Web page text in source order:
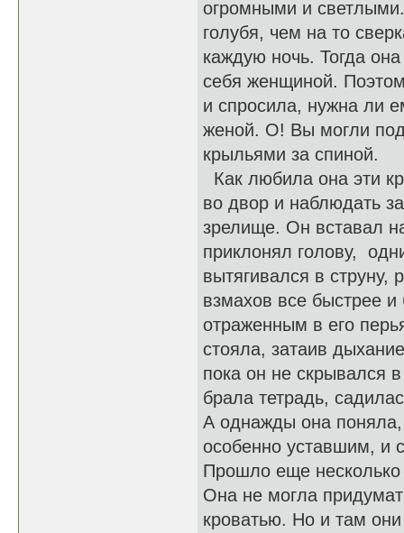
огромными и
голубя, чем на то
каждую ночь. Тогда
себя женщиной.
и спросила, нужна ли
женой. О! Вы могли
крыльями за спиной.
Как любила она эти
во двор и наблюдать
зрелище. Он вставал
приклонял голову,
вытягивался в
взмахов все быстрее и
отраженным в его
стояла, затаив
пока он не скрывался
брала тетрадь,
А однажды она поняла,
особенно уставшим, и
Прошло еще
Она не могла
кроватью. Но и там